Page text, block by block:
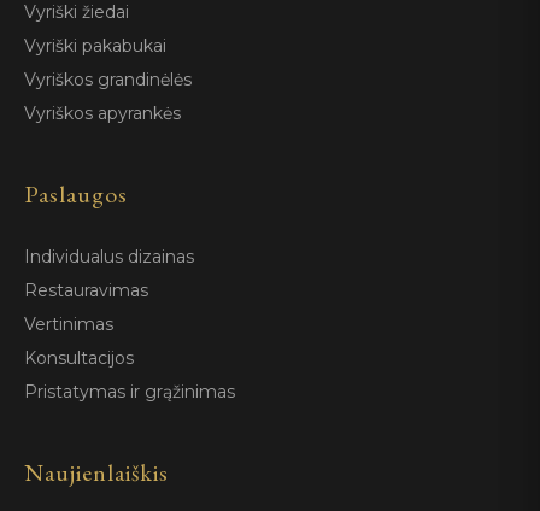
Vyriški žiedai
Vyriški pakabukai
Vyriškos grandinėlės
Vyriškos apyrankės
Paslaugos
Individualus dizainas
Restauravimas
Vertinimas
Konsultacijos
Pristatymas ir grąžinimas
Naujienlaiškis